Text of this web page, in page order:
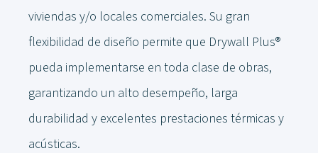
viviendas y/o locales comerciales. Su gran
flexibilidad de diseño permite que Drywall Plus®
pueda implementarse en toda clase de obras,
garantizando un alto desempeño, larga
durabilidad y excelentes prestaciones térmicas y
acústicas.